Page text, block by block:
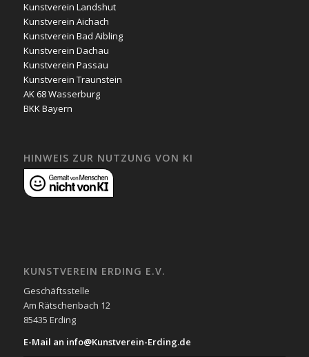
Kunstverein Landshut
Kunstverein Aichach
Kunstverein Bad Aibling
Kunstverein Dachau
Kunstverein Passau
Kunstverein Traunstein
AK 68 Wasserburg
BKK Bayern
HINWEIS ZUR NUTZUNG VON KI
KUNSTVEREIN ERDING E.V.
Geschäftsstelle
Am Rätschenbach 12
85435 Erding
E-Mail an info@Kunstverein-Erding.de